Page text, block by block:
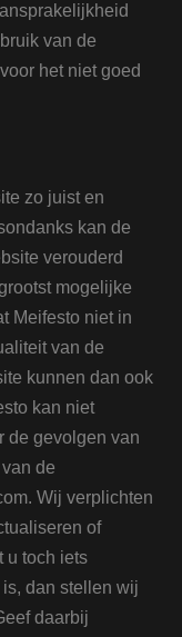
van de
het niet goed
zo juist en
kan de
verouderd
mogelijke
Meifesto niet in
van de
kunnen dan ook
kan niet
de gevolgen van
de
Wij verplichten
of
u toch iets
dan stellen wij
daarbij